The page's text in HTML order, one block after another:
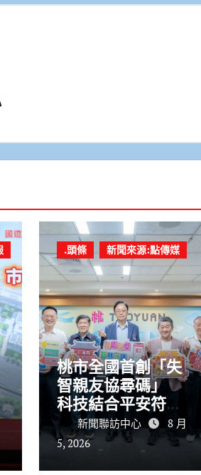
.頭條 新聞來源:點傳媒
桃市全國首創「失
智親友協尋碼」
科技結合平安符守
護失智長者
新聞聯訪中心
8 月
5, 2026